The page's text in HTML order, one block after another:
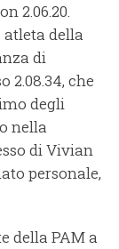
2.06.20.
atleta della
di
2.08.34, che
degli
nella
di Vivian
personale,
della PAM a